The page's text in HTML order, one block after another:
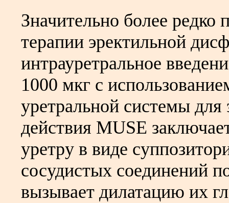
Значительно более
терапии эректильной
интрауретральное
1000 мкг с
уретральной системы
действия MUSE
уретру в виде
сосудистых соединений
вызывает дилатацию их